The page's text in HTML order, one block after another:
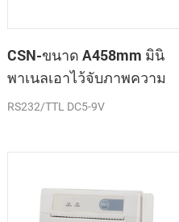
CSN-ขนาด A458mm มินิ
พาเนลเอาไว้จับภาพความ
ร้อนที่ใบเสร็จของ
RS232/TTL DC5-9V